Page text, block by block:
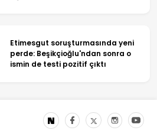
Etimesgut soruşturmasında yeni
perde: Beşikçioğlu'ndan sonra o
ismin de testi pozitif çıktı